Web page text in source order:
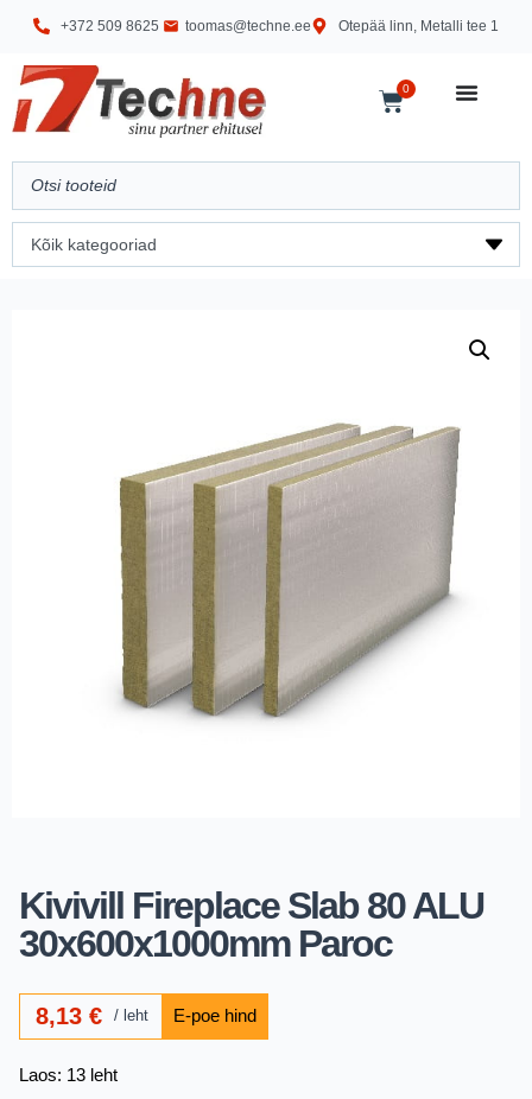
+372 509 8625 toomas@techne.ee Otepää linn, Metalli tee 1
0
Kivivill Fireplace Slab 80 ALU
30x600x1000mm Paroc
8,13€ leht
Laos: 13 leht